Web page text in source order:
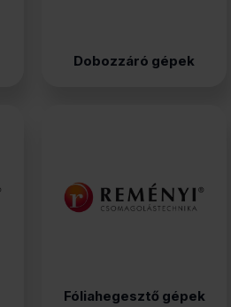
Dobozzáró gépek
Fóliahegesztő gépek